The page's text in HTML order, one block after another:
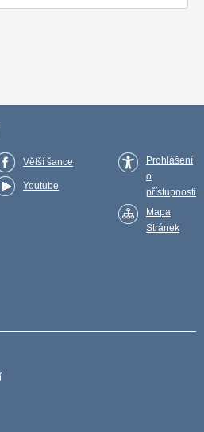
Větší šance
Youtube
Prohlášení
o
přístupnosti
Mapa
Stránek